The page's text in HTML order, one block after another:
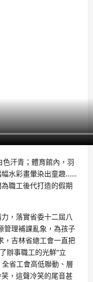
色汗青；體育館內，羽
幅水彩畫暈染出童趣……
職工後代打造的假期
，落實省委十二屆八
管理補課亂象，為孩子
，吉林省總工會一直把
辦事職工的光鮮“立
全省工會高低聯動、層
，這聲冷笑的尾音甚